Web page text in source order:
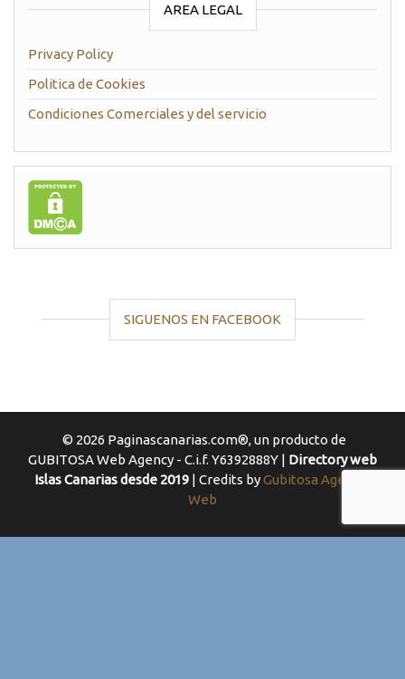
AREA LEGAL
Privacy Policy
Politica de Cookies
Condiciones Comerciales y del servicio
SIGUENOS EN FACEBOOK
© 2026 Paginascanarias.com®, un producto de
GUBITOSA Web Agency - C.i.f. Y6392888Y | Directory web
Islas Canarias desde 2019 | Credits byGubitosa Agencia
Web